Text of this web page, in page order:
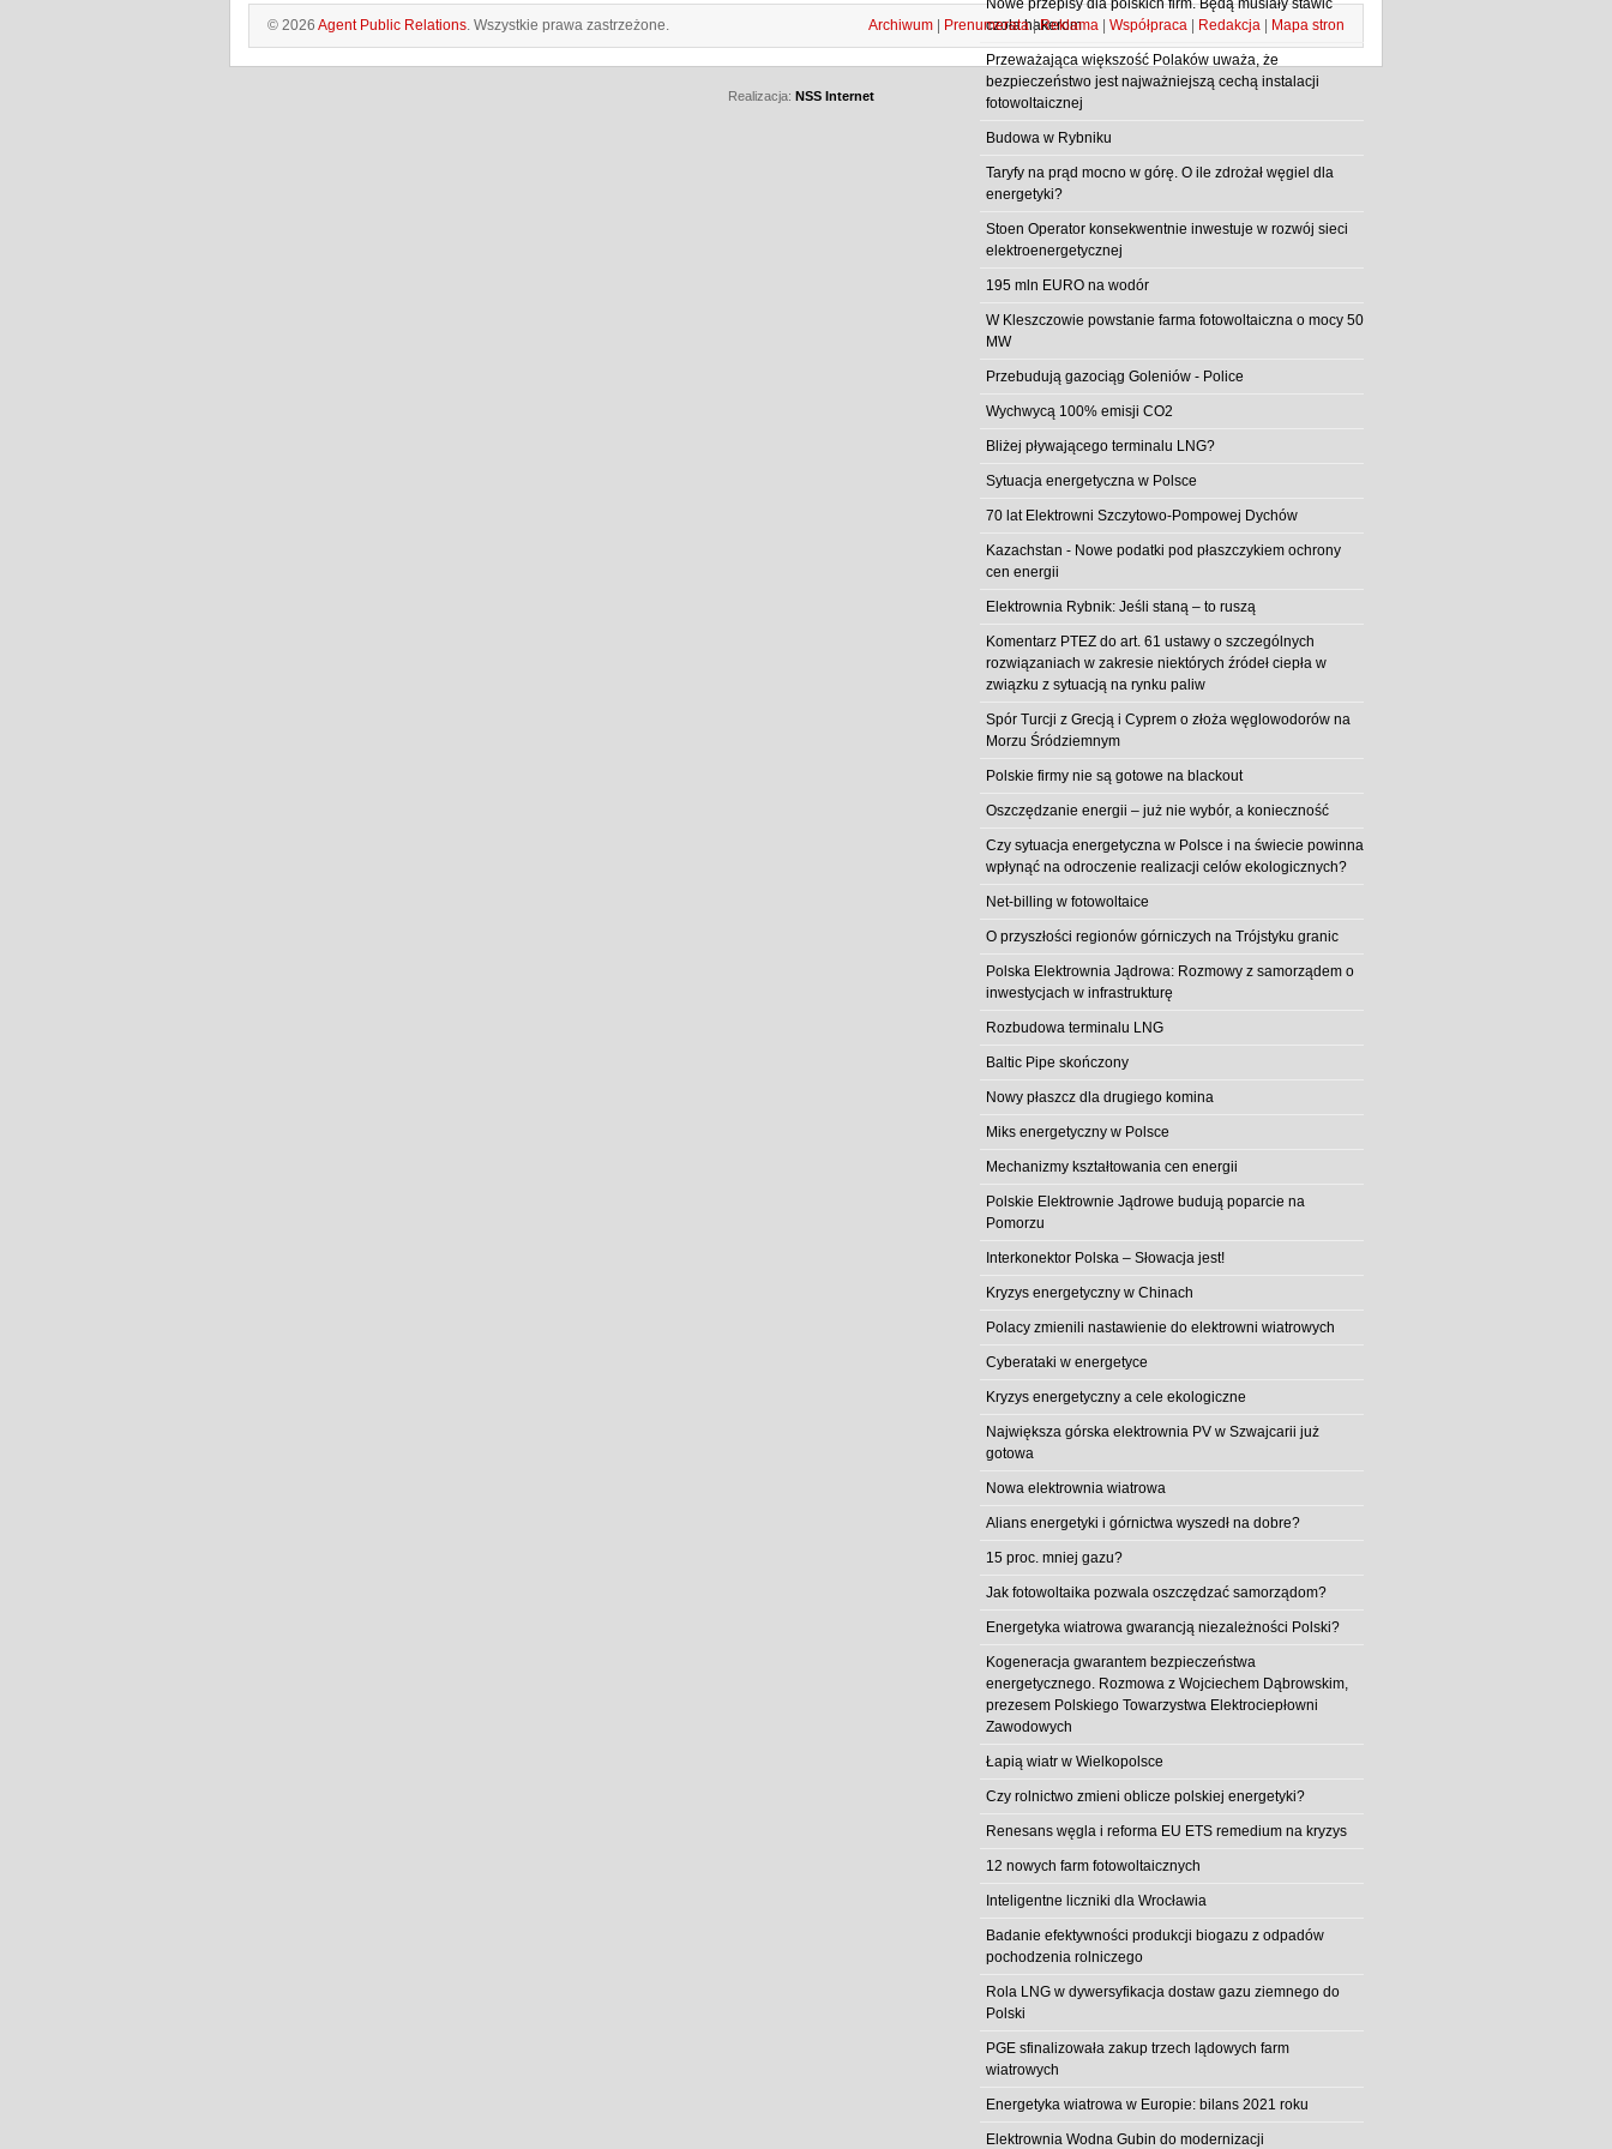
Nowe przepisy dla polskich firm. Będą musiały stawić
czoła hakerom
Przeważająca większość Polaków uważa, że
bezpieczeństwo jest najważniejszą cechą instalacji
fotowoltaicznej
Budowa w Rybniku
Taryfy na prąd mocno w górę. O ile zdrożał węgiel dla
energetyki?
Stoen Operator konsekwentnie inwestuje w rozwój sieci
elektroenergetycznej
195 mln EURO na wodór
W Kleszczowie powstanie farma fotowoltaiczna o mocy 50
MW
Przebudują gazociąg Goleniów - Police
Wychwycą 100% emisji CO2
Bliżej pływającego terminalu LNG?
Sytuacja energetyczna w Polsce
70 lat Elektrowni Szczytowo-Pompowej Dychów
Kazachstan - Nowe podatki pod płaszczykiem ochrony
cen energii
Elektrownia Rybnik: Jeśli staną – to ruszą
Komentarz PTEZ do art. 61 ustawy o szczególnych
rozwiązaniach w zakresie niektórych źródeł ciepła w
związku z sytuacją na rynku paliw
Spór Turcji z Grecją i Cyprem o złoża węglowodorów na
Morzu Śródziemnym
Polskie firmy nie są gotowe na blackout
Oszczędzanie energii – już nie wybór, a konieczność
Czy sytuacja energetyczna w Polsce i na świecie powinna
wpłynąć na odroczenie realizacji celów ekologicznych?
Net-billing w fotowoltaice
O przyszłości regionów górniczych na Trójstyku granic
Polska Elektrownia Jądrowa: Rozmowy z samorządem o
inwestycjach w infrastrukturę
Rozbudowa terminalu LNG
Baltic Pipe skończony
Nowy płaszcz dla drugiego komina
Miks energetyczny w Polsce
Mechanizmy kształtowania cen energii
Polskie Elektrownie Jądrowe budują poparcie na
Pomorzu
Interkonektor Polska – Słowacja jest!
Kryzys energetyczny w Chinach
Polacy zmienili nastawienie do elektrowni wiatrowych
Cyberataki w energetyce
Kryzys energetyczny a cele ekologiczne
Największa górska elektrownia PV w Szwajcarii już
gotowa
Nowa elektrownia wiatrowa
Alians energetyki i górnictwa wyszedł na dobre?
15 proc. mniej gazu?
Jak fotowoltaika pozwala oszczędzać samorządom?
Energetyka wiatrowa gwarancją niezależności Polski?
Kogeneracja gwarantem bezpieczeństwa
energetycznego. Rozmowa z Wojciechem Dąbrowskim,
prezesem Polskiego Towarzystwa Elektrociepłowni
Zawodowych
Łapią wiatr w Wielkopolsce
Czy rolnictwo zmieni oblicze polskiej energetyki?
Renesans węgla i reforma EU ETS remedium na kryzys
12 nowych farm fotowoltaicznych
Inteligentne liczniki dla Wrocławia
Badanie efektywności produkcji biogazu z odpadów
pochodzenia rolniczego
Rola LNG w dywersyfikacja dostaw gazu ziemnego do
Polski
PGE sfinalizowała zakup trzech lądowych farm
wiatrowych
Energetyka wiatrowa w Europie: bilans 2021 roku
Elektrownia Wodna Gubin do modernizacji
© 2026 Agent Public Relations. Wszystkie prawa zastrzeżone. Archiwum | Prenumerata|Reklama | Współpraca | Redakcja | Mapa stron
Realizacja: NSS Internet